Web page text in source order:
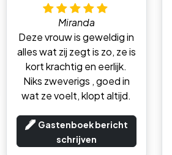
Miranda
Deze vrouw is geweldig in
alles wat zij zegt is zo, ze is
kort krachtig en eerlijk.
Niks zweverigs , goed in
wat ze voelt, klopt altijd.
Gastenboek bericht
schrijven